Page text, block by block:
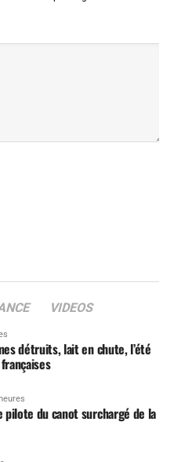
VIDEOS
détruits, lait en chute, l’été
pilote du canot surchargé de la